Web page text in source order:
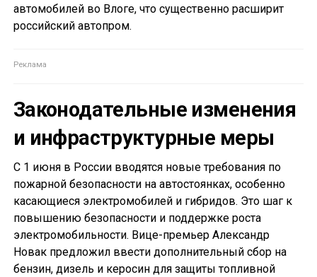
автомобилей во Влоге, что существенно расширит
российский автопром.
Законодательные изменения
и инфраструктурные меры
С 1 июня в России вводятся новые требования по
пожарной безопасности на автостоянках, особенно
касающиеся электромобилей и гибридов. Это шаг к
повышению безопасности и поддержке роста
электромобильности. Вице-премьер Александр
Новак предложил ввести дополнительный сбор на
бензин, дизель и керосин для защиты топливной